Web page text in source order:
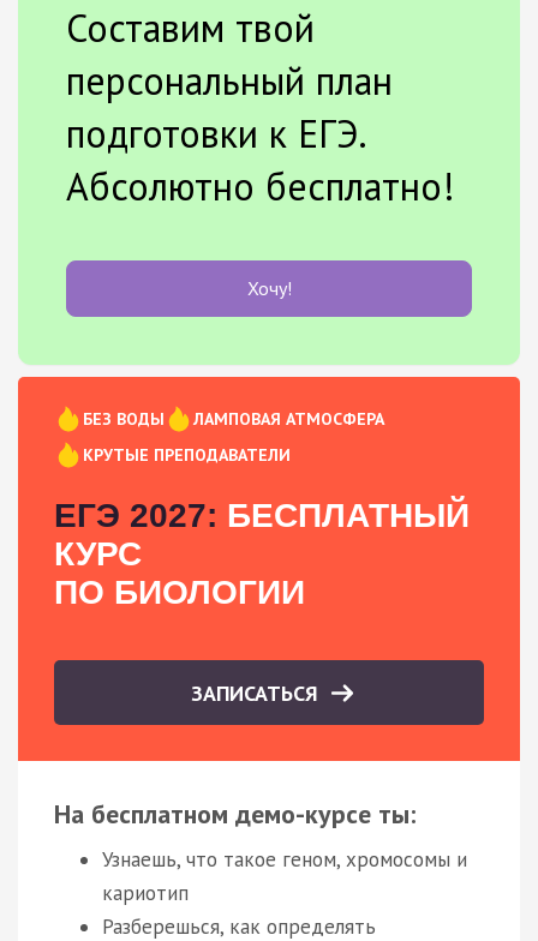
Составим твой
персональный план
подготовки к ЕГЭ.
Абсолютно бесплатно!
Хочу!
БЕЗ ВОДЫ
ЛАМПОВАЯ АТМОСФЕРА
КРУТЫЕ ПРЕПОДАВАТЕЛИ
ЕГЭ 2027: БЕСПЛАТНЫЙ
КУРС
ПО БИОЛОГИИ
ЗАПИСАТЬСЯ
На бесплатном демо-курсе ты:
Узнаешь, что такое геном, хромосомы и
кариотип
Разберешься, как определять